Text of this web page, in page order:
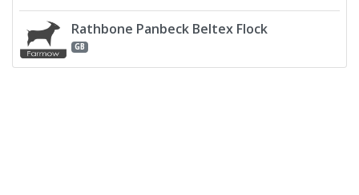
Rathbone Panbeck Beltex Flock
GB